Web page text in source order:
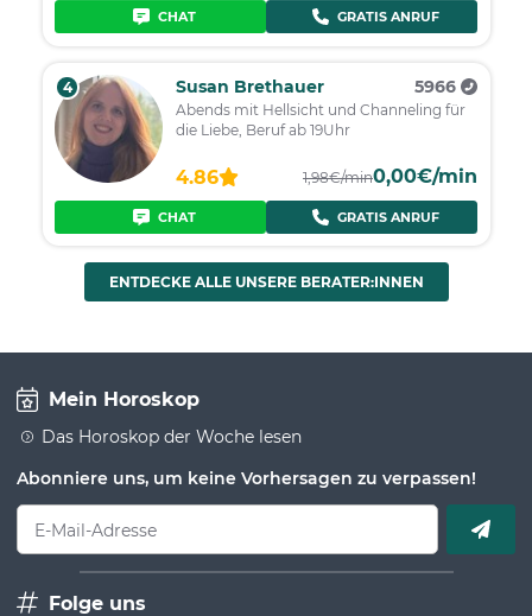
CHAT GRATIS ANRUF
4 Susan Brethauer 5966
Abends mit Hellsicht und Channeling für
die Liebe, Beruf ab 19Uhr
4.86 1,98€/min0,00€/min
CHAT GRATIS ANRUF
ENTDECKE ALLE UNSERE BERATER:INNEN
Mein Horoskop
Das Horoskop der Woche lesen
Abonniere uns, um keine Vorhersagen zu verpassen!
E-Mail-Adresse
Folge uns